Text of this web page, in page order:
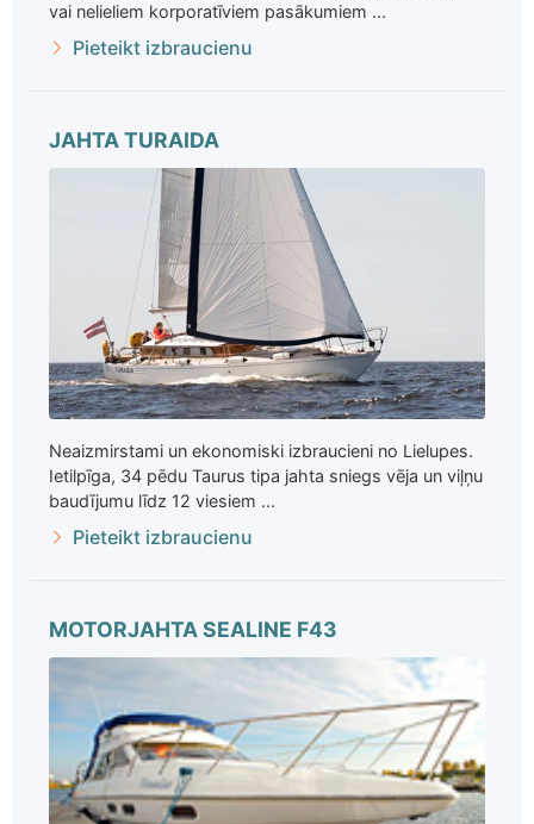
vai nelieliem korporatīviem pasākumiem ...
Pieteikt izbraucienu
JAHTA TURAIDA
Neaizmirstami un ekonomiski izbraucieni no Lielupes.
Ietilpīga, 34 pēdu Taurus tipa jahta sniegs vēja un viļņu
baudījumu līdz 12 viesiem ...
Pieteikt izbraucienu
MOTORJAHTA SEALINE F43